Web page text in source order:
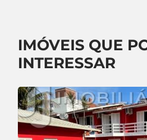
IMÓVEIS QUE
INTERESSAR